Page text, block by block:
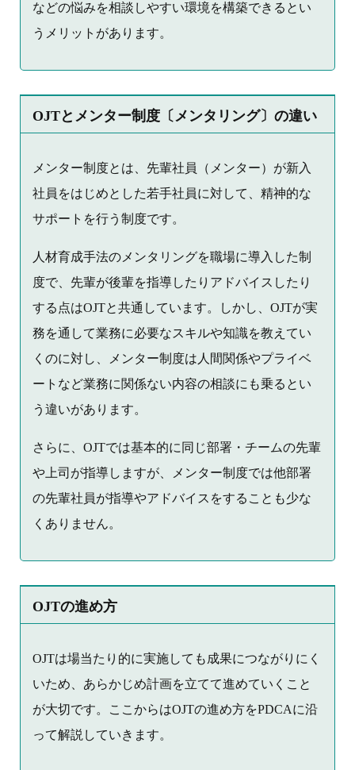
などの悩みを相談しやすい環境を構築できるとい
うメリットがあります。
OJTとメンター制度〔メンタリング〕の違い
メンター制度とは、先輩社員（メンター）が新入
社員をはじめとした若手社員に対して、精神的な
サポートを行う制度です。
人材育成手法のメンタリングを職場に導入した制
度で、先輩が後輩を指導したりアドバイスしたり
する点はOJTと共通しています。しかし、OJTが実
務を通して業務に必要なスキルや知識を教えてい
くのに対し、メンター制度は人間関係やプライベ
ートなど業務に関係ない内容の相談にも乗るとい
う違いがあります。
さらに、OJTでは基本的に同じ部署・チームの先輩
や上司が指導しますが、メンター制度では他部署
の先輩社員が指導やアドバイスをすることも少な
くありません。
OJTの進め方
OJTは場当たり的に実施しても成果につながりにく
いため、あらかじめ計画を立てて進めていくこと
が大切です。ここからはOJTの進め方をPDCAに沿
って解説していきます。